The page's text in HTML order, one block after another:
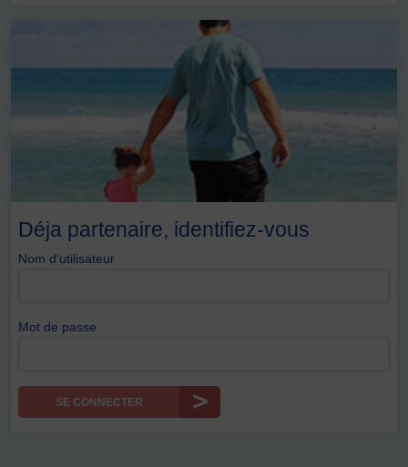
Déja partenaire, identifiez-vous
Nom d'utilisateur
Mot de passe
SE CONNECTER